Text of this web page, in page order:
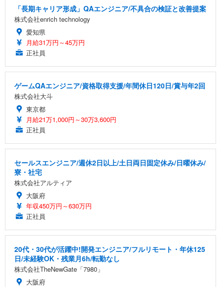
「長期キャリア形成」QAエンジニア/不具合の検証と改善提案
株式会社enrich technology
愛知県
月給31万円～45万円
正社員
ゲームQAエンジニア/資格取得支援/年間休日120日/賞与年2回
株式会社大斗
東京都
月給21万1,000円～30万3,600円
正社員
セールスエンジニア/週休2日以上/土日両日固定休み/日曜休み/
寮・社宅
株式会社アルティア
大阪府
年収450万円～630万円
正社員
20代・30代が活躍中!開発エンジニア/フルリモート・年休125
日/未経験OK・残業月6h/転勤なし
株式会社TheNewGate「7980」
大阪府